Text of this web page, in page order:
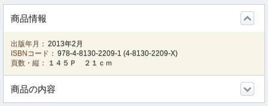
商品情報
出版年月： 2013年2月
ISBNコード： 978-4-8130-2209-1 (4-8130-2209-X)
頁数・縦：
１４５Ｐ ２１ｃｍ
商品の内容